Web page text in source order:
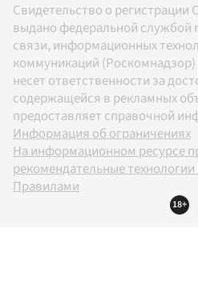
Свидетельство о
выдано федеральной службой
связи, информационных
коммуникаций (Роскомнадзор)
несет ответственности за
содержащейся в рекламных
предоставляет справочной
Информация об ограничениях
На информационном ресурсе
рекомендательные
Правилами
18+